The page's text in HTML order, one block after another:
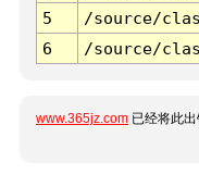
5
/source/
6
/source/
www.365jz.com 已经将此